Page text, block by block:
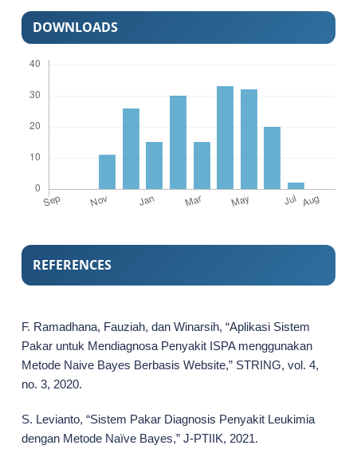
DOWNLOADS
REFERENCES
F. Ramadhana, Fauziah, dan Winarsih, “Aplikasi Sistem
Pakar untuk Mendiagnosa Penyakit ISPA menggunakan
Metode Naive Bayes Berbasis Website,” STRING, vol. 4,
no. 3, 2020.
S. Levianto, “Sistem Pakar Diagnosis Penyakit Leukimia
dengan Metode Naïve Bayes,” J-PTIIK, 2021.